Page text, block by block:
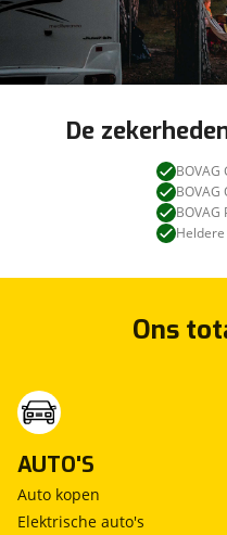
De
BOVAG
BOVAG
BOVAG
Ons
AUTO'S
Auto kopen
Elektrische auto's